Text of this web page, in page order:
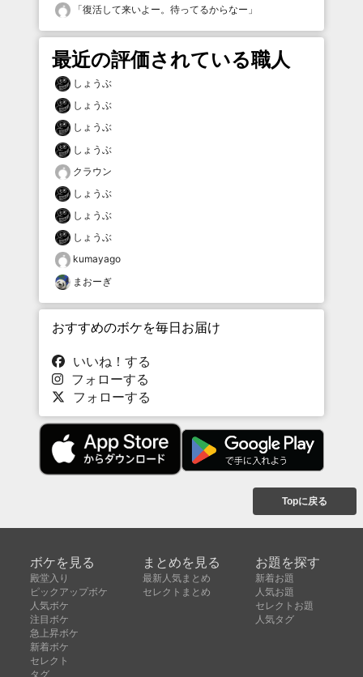
「復活して来いよー。待ってるからなー 」
最近の評価されている職人
しょうぶ
しょうぶ
しょうぶ
しょうぶ
クラウン
しょうぶ
しょうぶ
しょうぶ
kumayago
まおーぎ
おすすめのボケを毎日お届け
いいね！する
フォローする
フォローする
Topに戻る
ボケを見る
殿堂入り
ピックアップボケ
人気ボケ
注目ボケ
急上昇ボケ
新着ボケ
セレクト
タグ
まとめを見る
最新人気まとめ
セレクトまとめ
お題を探す
新着お題
人気お題
セレクトお題
人気タグ